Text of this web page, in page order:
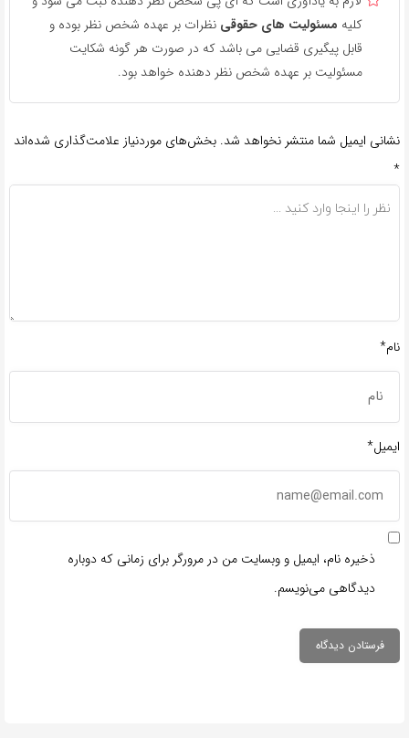
کلیه مسئولیت های حقوقی نظرات بر عهده شخص نظر بوده و
قابل پیگیری قضایی می باشد که در صورت هر گونه شکایت
مسئولیت بر عهده شخص نظر دهنده خواهد بود.
نشانی ایمیل شما منتشر نخواهد شد. بخش‌های موردنیاز علامت‌گذاری شده‌اند
*
نام*
ایمیل*
ذخیره نام، ایمیل و وبسایت من در مرورگر برای زمانی که دوباره
دیدگاهی می‌نویسم.